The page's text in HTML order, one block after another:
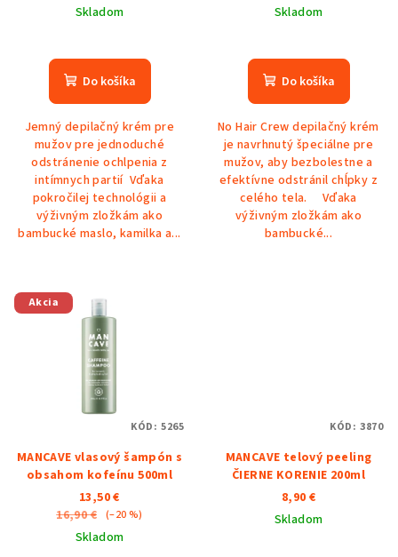
Skladom
hodnotenie
produktu
z
5
hviezdičiek.
Do košíka
Jemný depilačný krém pre
mužov pre jednoduché
odstránenie ochlpenia z
intímnych partií Vďaka
pokročilej technológii a
výživným zložkám ako
bambucké maslo, kamilka a...
Skladom
hodnotenie
produktu
z
5
hviezdičiek.
Do košíka
No Hair Crew depilačný krém
je navrhnutý špeciálne pre
mužov, aby bezbolestne a
efektívne odstránil chĺpky z
celého tela. Vďaka
výživným zložkám ako
bambucké...
Akcia
MANCAVE vlasový šampón s
obsahom kofeínu 500ml
13,50 €
16,90 € (–20 %)
Skladom
KÓD: 5265
MANCAVE telový peeling
ČIERNE KORENIE 200ml
8,90 €
Skladom
KÓD: 3870